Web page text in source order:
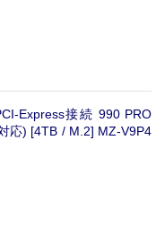
Express接続 990 PRO
応) [4TB / M.2] MZ-V9P4